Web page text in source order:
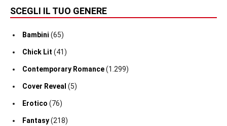
SCEGLI IL TUO GENERE
Bambini (65)
Chick Lit (41)
Contemporary Romance(1.299)
Cover Reveal (5)
Erotico (76)
Fantasy(218)